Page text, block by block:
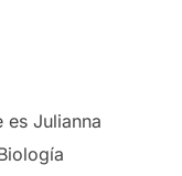
es Julianna